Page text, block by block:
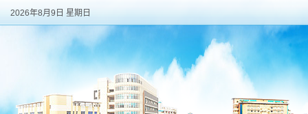
2026年8月9日 星期日